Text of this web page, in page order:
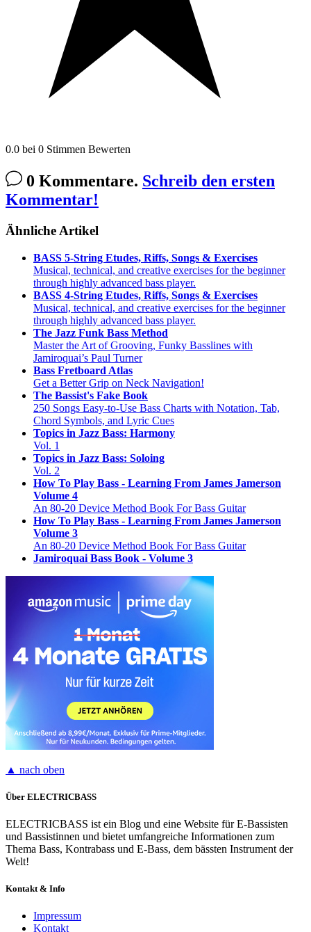
0.0 bei 0 Stimmen Bewerten
0 Kommentare. Schreib den ersten
Kommentar!
Ähnliche Artikel
BASS 5-String Etudes, Riffs, Songs & Exercises
Musical, technical, and creative exercises for the beginner
through highly advanced bass player.
BASS 4-String Etudes, Riffs, Songs & Exercises
Musical, technical, and creative exercises for the beginner
through highly advanced bass player.
The Jazz Funk Bass Method
Master the Art of Grooving, Funky Basslines with
Jamiroquai’s Paul Turner
Bass Fretboard Atlas
Get a Better Grip on Neck Navigation!
The Bassist's Fake Book
250 Songs Easy-to-Use Bass Charts with Notation, Tab,
Chord Symbols, and Lyric Cues
Topics in Jazz Bass: Harmony
Vol. 1
Topics in Jazz Bass: Soloing
Vol. 2
How To Play Bass - Learning From James Jamerson
Volume 4
An 80-20 Device Method Book For Bass Guitar
How To Play Bass - Learning From James Jamerson
Volume 3
An 80-20 Device Method Book For Bass Guitar
Jamiroquai Bass Book - Volume 3
▲ nach oben
Über ELECTRICBASS
ELECTRICBASS ist ein Blog und eine Website für E-Bassisten
und Bassistinnen und bietet umfangreiche Informationen zum
Thema Bass, Kontrabass und E-Bass, dem bässten Instrument der
Welt!
Kontakt & Info
Impressum
Kontakt